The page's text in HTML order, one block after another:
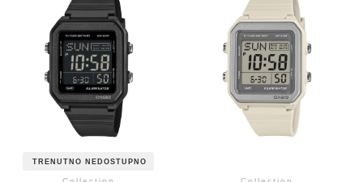
TRENUTNO NEDOSTUPNO